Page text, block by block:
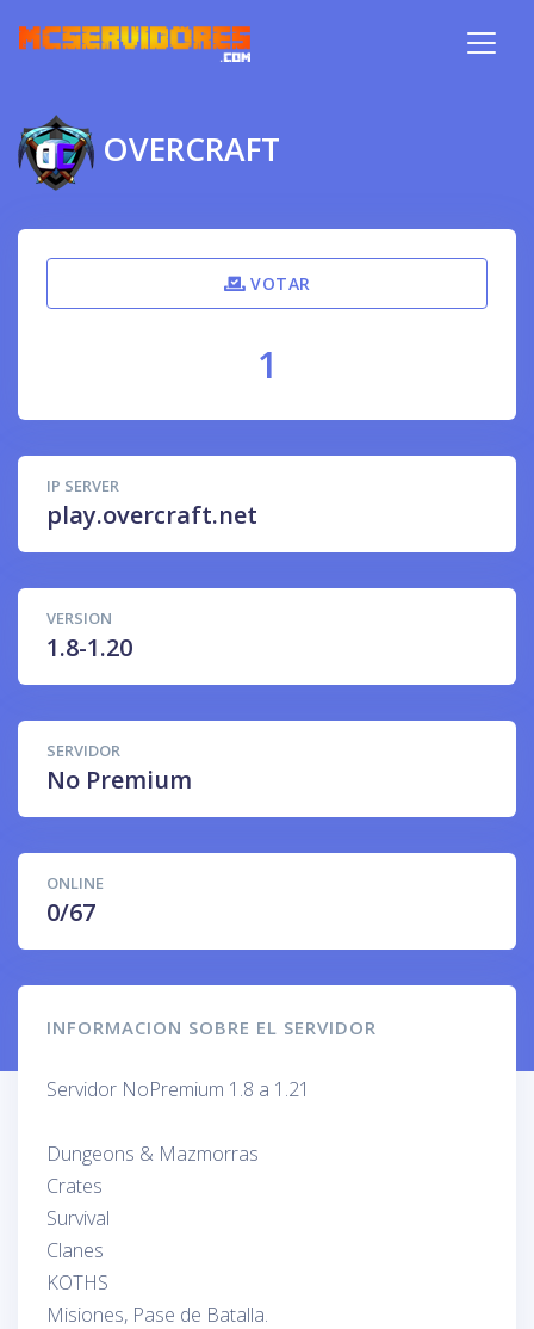
OVERCRAFT
IP SERVER
play.overcraft.net
VERSION
1.8-1.20
SERVIDOR
No Premium
ONLINE
0/67
VOTAR
1
INFORMACION SOBRE EL SERVIDOR
Servidor NoPremium 1.8 a 1.21
Dungeons & Mazmorras
Crates
Survival
Clanes
KOTHS
Misiones, Pase de Batalla.